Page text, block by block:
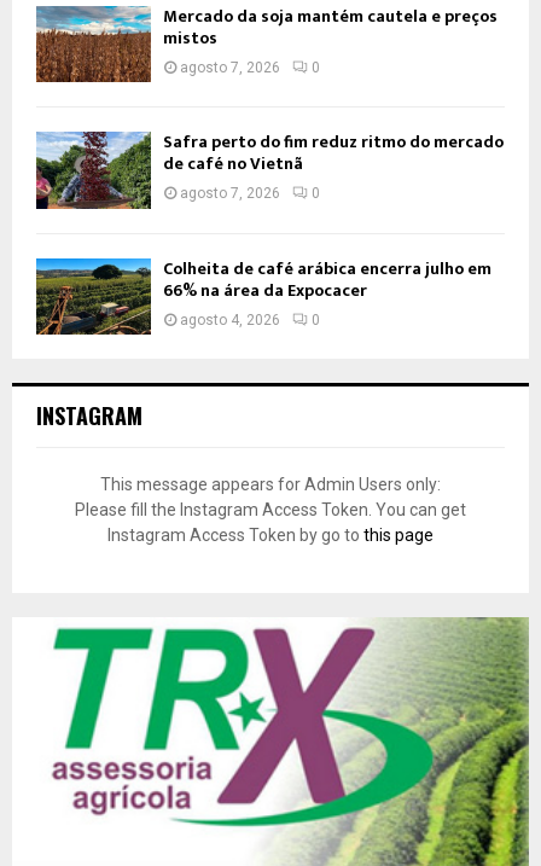
Mercado da soja mantém cautela e preços
mistos
agosto 7, 2026 0
Safra perto do fim reduz ritmo do mercado
de café no Vietnã
agosto 7, 2026 0
Colheita de café arábica encerra julho em
66% na área da Expocacer
agosto 4, 2026 0
INSTAGRAM
This message appears for Admin Users only:
Please fill the Instagram Access Token. You can get
Instagram Access Token by go to this page